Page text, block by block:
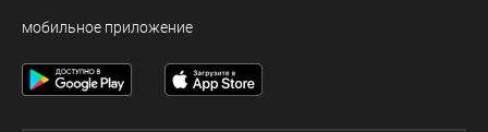
мобильное приложение